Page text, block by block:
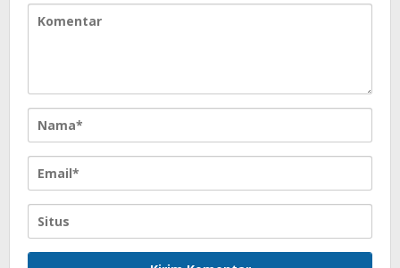
KETUA PROGRAM STUDI
Ayuning
TEKNOLOGI HASIL
PERTANIAN
Afgani, S.TP., M.P
KETUA PROGRAM STUDI
TEKNOLOGI INDUSTRI
PERTANIAN
M.Eng.